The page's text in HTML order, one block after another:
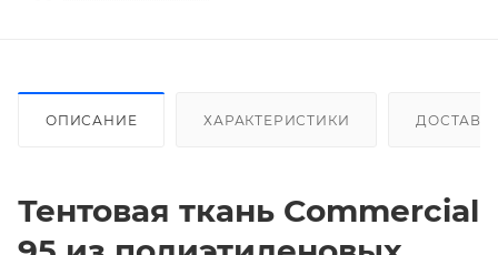
ОПИСАНИЕ ХАРАКТЕРИСТИКИ
Тентовая ткань Commercial